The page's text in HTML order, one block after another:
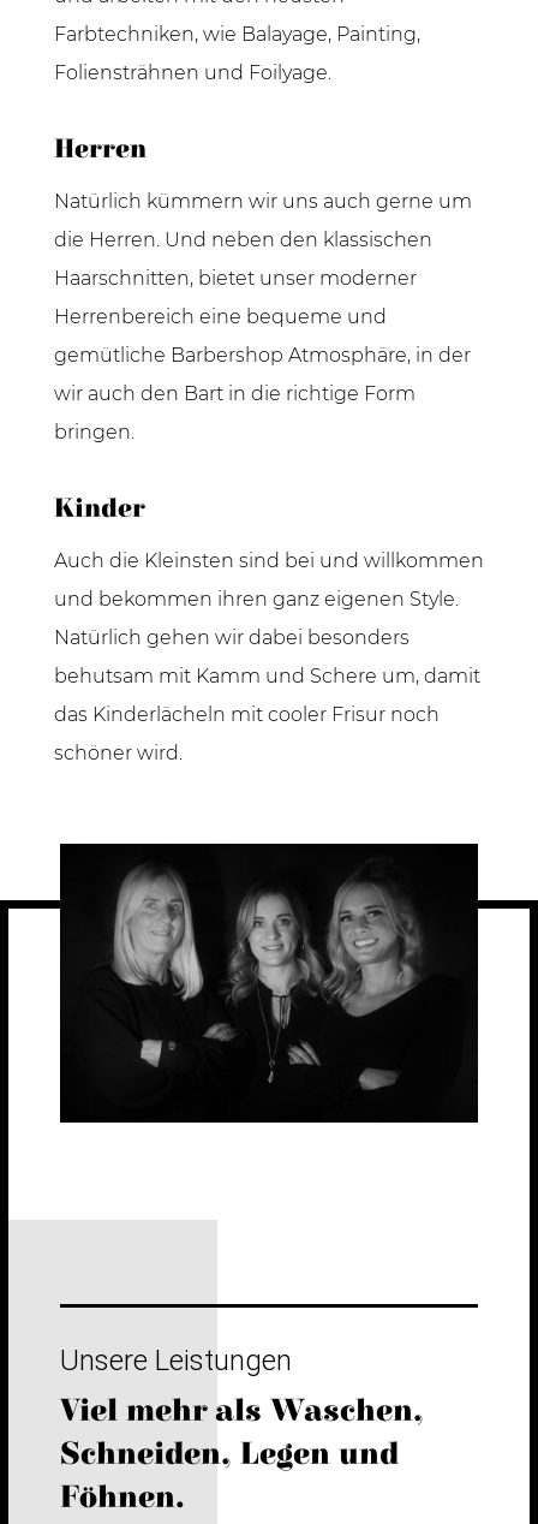
Farbtechniken, wie Balayage, Painting,
Foliensträhnen und Foilyage.
Herren
Natürlich kümmern wir uns auch gerne um
die Herren. Und neben den klassischen
Haarschnitten, bietet unser moderner
Herrenbereich eine bequeme und
gemütliche Barbershop Atmosphäre, in der
wir auch den Bart in die richtige Form
bringen.
Kinder
Auch die Kleinsten sind bei und willkommen
und bekommen ihren ganz eigenen Style.
Natürlich gehen wir dabei besonders
behutsam mit Kamm und Schere um, damit
das Kinderlächeln mit cooler Frisur noch
schöner wird.
Unsere Leistungen
Viel mehr als Waschen,
Schneiden, Legen und
Föhnen.